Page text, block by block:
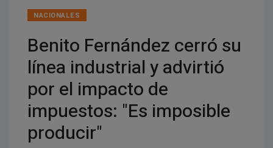
NACIONALES
Benito Fernández cerró su
línea industrial y advirtió
por el impacto de
impuestos: "Es imposible
producir"